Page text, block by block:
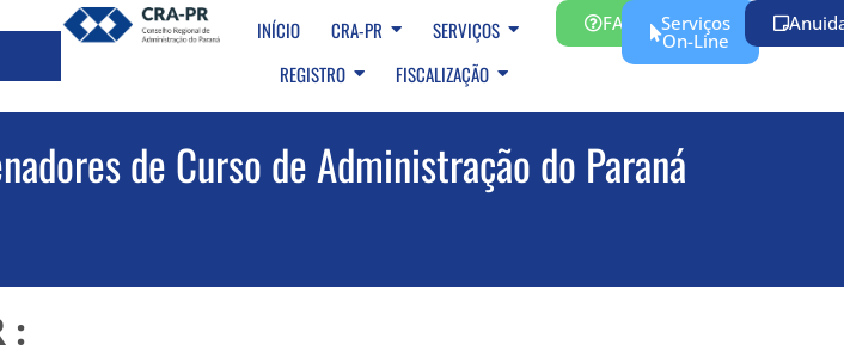
INÍCIO CRA-PR
SERVIÇOS
REGISTRO
FISCALIZAÇÃO
FAQ Serviços
On-Line
de Curso de Administração do Paraná
: